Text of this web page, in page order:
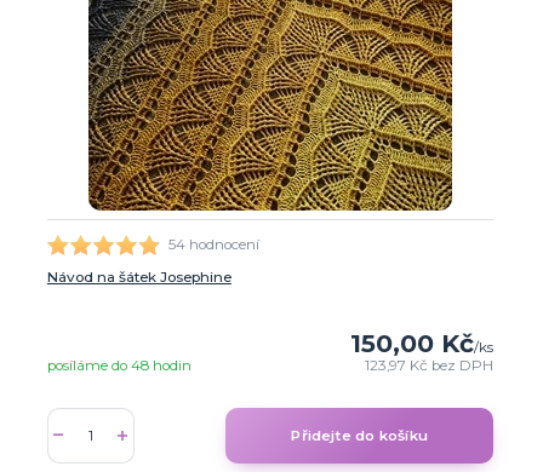
54 hodnocení
Návod na šátek Josephine
150,00 Kč/ks
123,97 Kč bez DPH
posíláme do 48 hodin
Přidejte do košíku